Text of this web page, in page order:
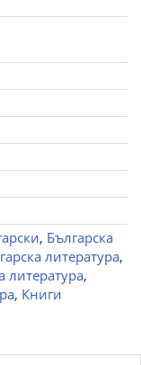
, Българска
литература,
литература,
, Книги